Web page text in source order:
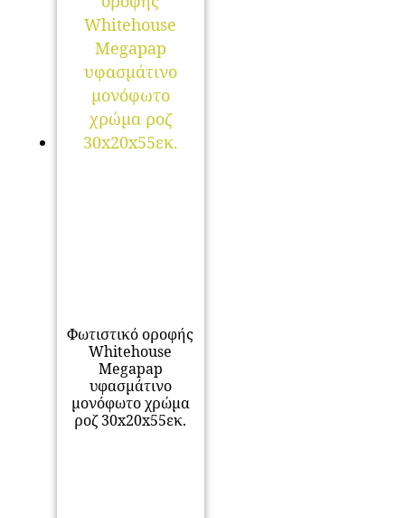
Φωτιστικό οροφής
Whitehouse
Megapap
υφασμάτινο
μονόφωτο χρώμα
ροζ 30x20x55εκ.